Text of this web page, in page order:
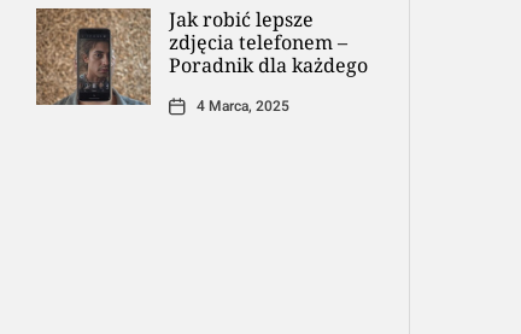
Jak robić lepsze
zdjęcia telefonem –
Poradnik dla każdego
4 Marca, 2025